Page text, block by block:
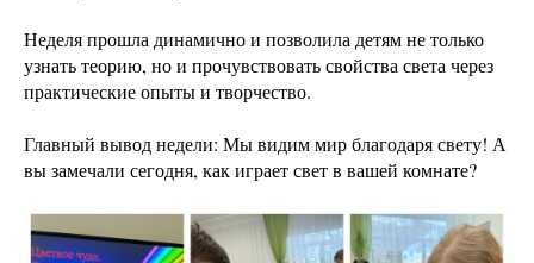
Неделя прошла динамично и позволила детям не только
узнать теорию, но и прочувствовать свойства света через
практические опыты и творчество.
Главный вывод недели: Мы видим мир благодаря свету! А
вы замечали сегодня, как играет свет в вашей комнате?